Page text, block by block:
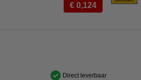
€ 0,124
Direct leverbaar